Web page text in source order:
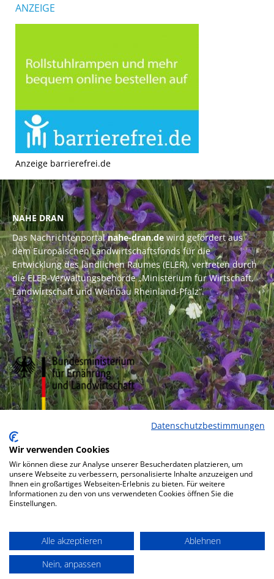
ANZEIGE
Anzeige barrierefrei.de
NAHE DRAN
Das Nachrichtenportalnahe-dran.de wird gefördert aus
dem Europäischen Landwirtschaftsfonds für die
Entwicklung des ländlichen Raumes (ELER), vertreten durch
die ELER-Verwaltungsbehörde „Ministerium für Wirtschaft,
Landwirtschaft und Weinbau Rheinland-Pfalz“.
Bottom menu
Datenschutzbestimmungen
Wir verwenden Cookies
Wir können diese zur Analyse unserer Besucherdaten platzieren, um
unsere Webseite zu verbessern, personalisierte Inhalte anzuzeigen und
Ihnen ein großartiges Webseiten-Erlebnis zu bieten. Für weitere
Informationen zu den von uns verwendeten Cookies öffnen Sie die
Einstellungen.
Alle akzeptieren
Ablehnen
Nein, anpassen